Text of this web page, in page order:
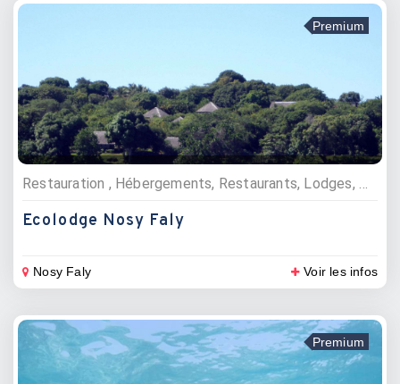
Premium
Restauration , Hébergements, Restaurants, Lodges, Hôtels
Ecolodge Nosy Faly
Nosy Faly Voir les infos
Premium